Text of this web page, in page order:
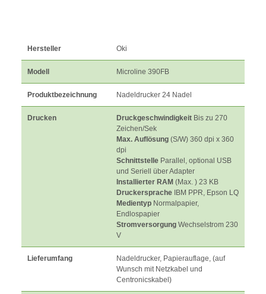
Hersteller Oki
Modell Microline 390FB
Produktbezeichnung Nadeldrucker 24 Nadel
Drucken Druckgeschwindigkeit Bis zu 270
Zeichen/Sek
Max. Auflösung (S/W) 360 dpi x 360
dpi
Schnittstelle Parallel, optional USB
und Seriell über Adapter
Installierter RAM (Max. ) 23 KB
Druckersprache IBM PPR, Epson LQ
Medientyp Normalpapier,
Endlospapier
Stromversorgung Wechselstrom 230
V
Lieferumfang
Nadeldrucker, Papierauflage, (auf
Wunsch mit Netzkabel und
Centronicskabel)